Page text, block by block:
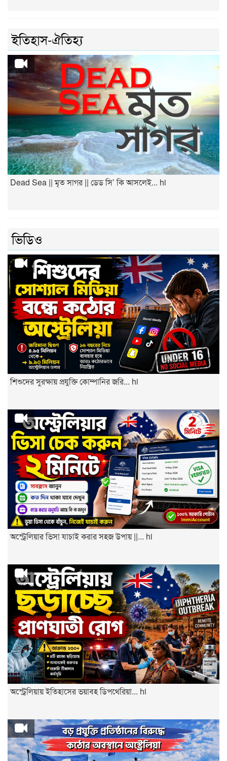
ইতিহাস-ঐতিহ্য
Dead Sea || মৃত সাগর || ডেড সি’ কি আসলেই... hi
ভিডিও
শিশুদের সুরক্ষায় প্রযুক্তি কোম্পানির জরি... hi
অস্ট্রেলিয়ার ভিসা যাচাই করার সহজ উপায় ||... hi
অস্ট্রেলিয়ায় ইতিহাসের ভয়াবহ ডিপথেরিয়া... hi